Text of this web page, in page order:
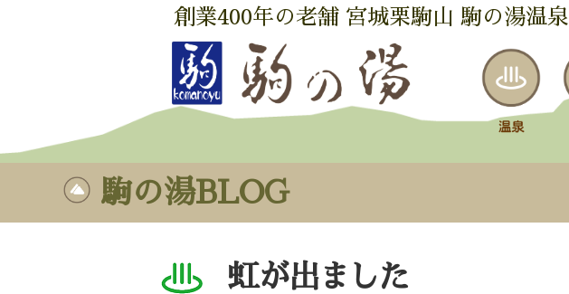
創業400年の老舗 宮城栗駒山 駒の湯温泉
駒の湯BLOG
虹が出ました